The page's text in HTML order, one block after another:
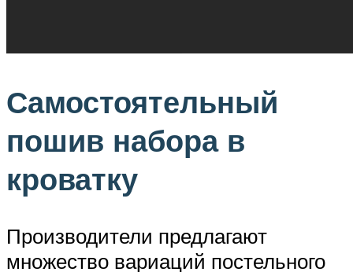
Самостоятельный
пошив набора в
кроватку
Производители предлагают
множество вариаций постельного